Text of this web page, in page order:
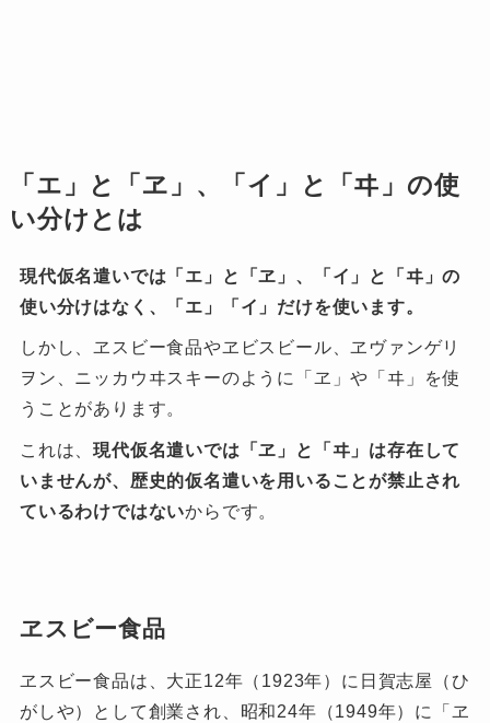
「エ」と「ヱ」、「イ」と「ヰ」の使
い分けとは
現代仮名遣いでは「エ」と「ヱ」、「イ」と「ヰ」の
使い分けはなく、「エ」「イ」だけを使います。
しかし、ヱスビー食品やヱビスビール、ヱヴァンゲリ
ヲン、ニッカウヰスキーのように「ヱ」や「ヰ」を使
うことがあります。
これは、現代仮名遣いでは「ヱ」と「ヰ」は存在して
いませんが、歴史的仮名遣いを用いることが禁止され
ているわけではないからです。
ヱスビー食品
ヱスビー食品は、大正12年（1923年）に日賀志屋（ひ
がしや）として創業され、昭和24年（1949年）に「ヱ